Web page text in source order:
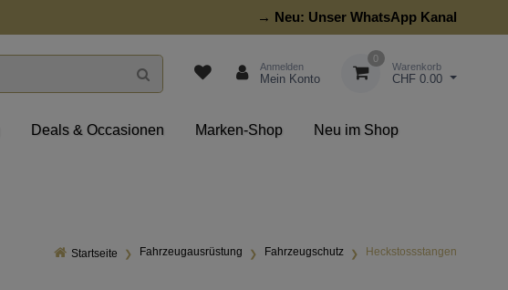
→ Neu: Unser WhatsApp Kanal
Anmelden
Mein Konto
0
Warenkorb
CHF 0.00
Deals & Occasionen Marken-Shop Neu im Shop
Startseite Fahrzeugausrüstung Fahrzeugschutz Heckstossstangen